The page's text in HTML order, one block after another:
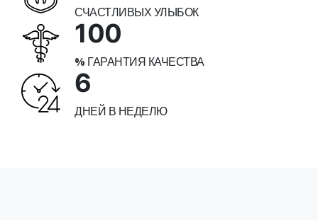
СЧАСТЛИВЫХ УЛЫБОК
100
% ГАРАНТИЯ КАЧЕСТВА
6
ДНЕЙ В НЕДЕЛЮ